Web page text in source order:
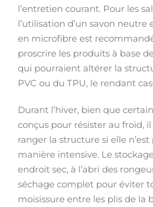
l’entretien courant. Pour les
l’utilisation d’un savon neutre
en microfibre est
proscrire les produits à base
qui pourraient altérer la
PVC ou du TPU, le rendant
Durant l’hiver, bien que
conçus pour résister au froid,
ranger la structure si elle
manière intensive. Le
endroit sec, à l’abri des
séchage complet pour éviter
moisissure entre les plis de la